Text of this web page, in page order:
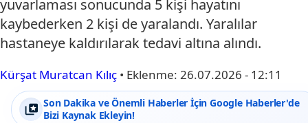
yuvarlaması sonucunda 5 kişi hayatını
kaybederken 2 kişi de yaralandı. Yaralılar
hastaneye kaldırılarak tedavi altına alındı.
Kürşat Muratcan Kılıç • Eklenme: 26.07.2026 - 12:11
Son Dakika ve Önemli Haberler İçin Google Haberler'de
Bizi Kaynak Ekleyin!